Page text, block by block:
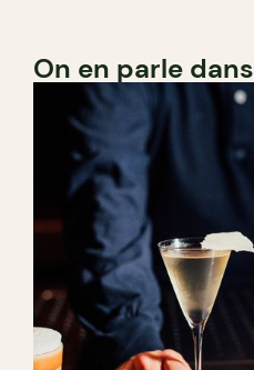
On en parle dans